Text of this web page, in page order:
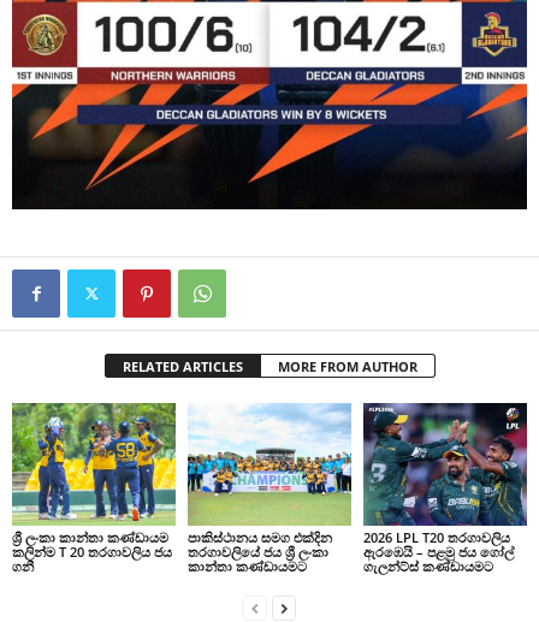
RELATED ARTICLES MORE FROM AUTHOR
ශ්‍රී ලංකා කාන්තා කණ්ඩායම
කලින්ම T 20 තරගාවලිය ජය
ගනී
පාකිස්ථානය සමග එක්දින
තරගාවලියේ ජය ශ්‍රී ලංකා
කාන්තා කණ්ඩායමට
2026 LPL T20 තරගාවලිය
ඇරඹෙයි – පළමු ජය ගෝල්
ගැලන්ට්ස් කණ්ඩායමට